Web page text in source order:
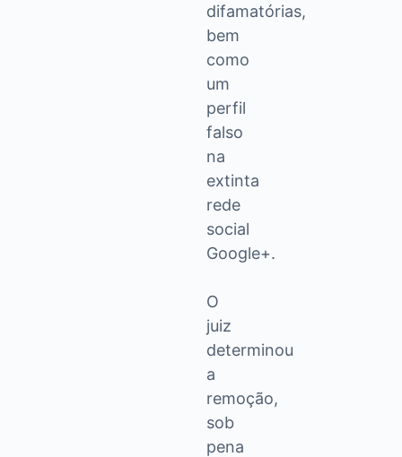
difamatórias,
bem
como
um
perfil
falso
na
extinta
rede
social
Google+.
O
juiz
determinou
a
remoção,
sob
pena